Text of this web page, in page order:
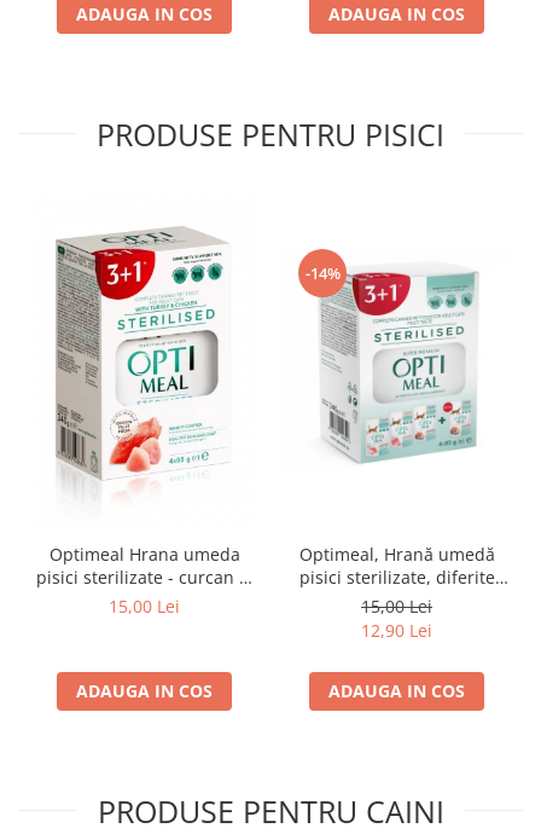
ADAUGA IN COS ADAUGA IN COS
PRODUSE PENTRU PISICI
Optimeal Hrana umeda
pisici sterilizate - curcan si
pui in sos, set 3+1,
15,00 Lei
ADAUGA IN COS
-14%
Optimeal, Hrană umedă
pisici sterilizate, diferite
arome, (3+1), 0.34kg
15,00 Lei
12,90 Lei
ADAUGA IN COS
PRODUSE PENTRU CAINI